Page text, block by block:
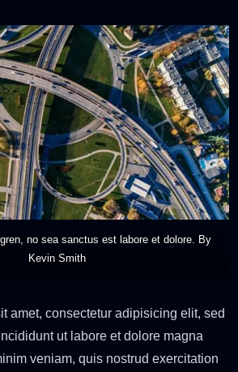
no sea sanctus est labore et dolore. By
Kevin Smith
amet, consectetur adipisicing elit, sed
ut labore et dolore magna
veniam, quis nostrud exercitation